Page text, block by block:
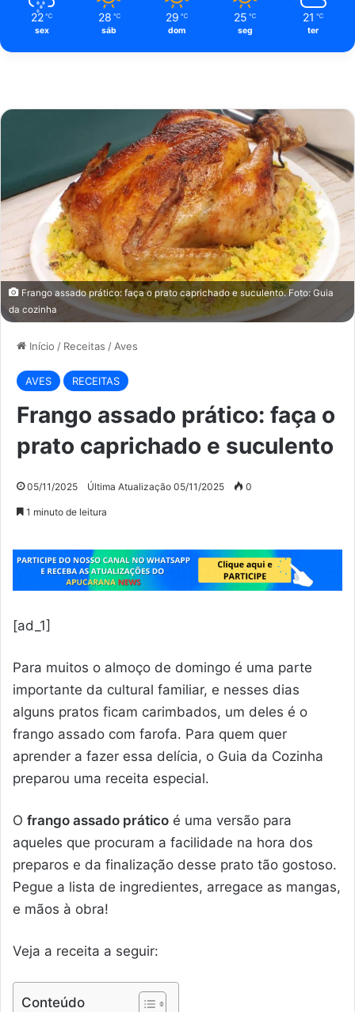
Frango assado prático: faça o prato caprichado e suculento. Foto: Guia
da cozinha
Início / Receitas / Aves
AVES RECEITAS
Frango assado prático: faça o
prato caprichado e suculento
05/11/2025 Última Atualização 05/11/2025 0
1 minuto de leitura
[ad_1]
Para muitos o almoço de domingo é uma parte
importante da cultural familiar, e nesses dias
alguns pratos ficam carimbados, um deles é o
frango assado com farofa. Para quem quer
aprender a fazer essa delícia, o Guia da Cozinha
preparou uma receita especial.
O frango assado prático é uma versão para
aqueles que procuram a facilidade na hora dos
preparos e da finalização desse prato tão gostoso.
Pegue a lista de ingredientes, arregace as mangas,
e mãos à obra!
Veja a receita a seguir:
Conteúdo
22 ℃
sex
28 ℃
sáb
29 ℃
dom
25 ℃
seg
21 ℃
ter